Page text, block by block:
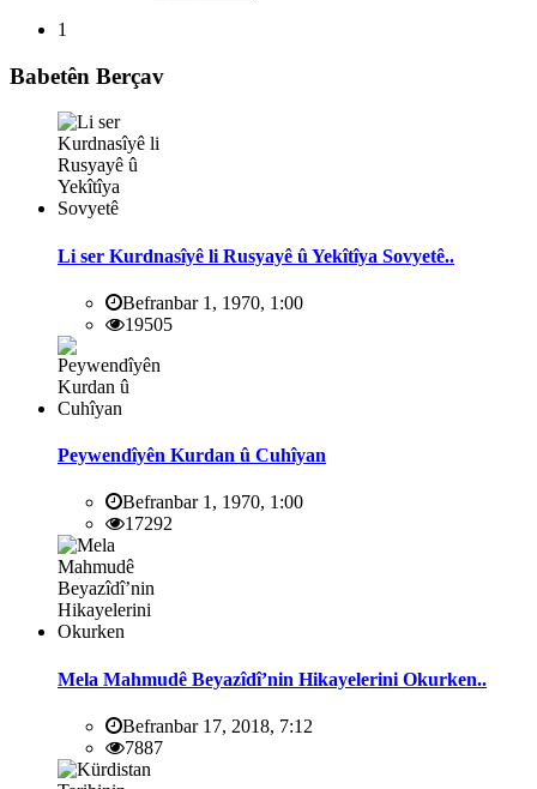
1
Babetên Berçav
Li ser Kurdnasîyê li Rusyayê û Yekîtîya Sovyetê..
Befranbar 1, 1970, 1:00
19505
Peywendîyên Kurdan û Cuhîyan
Befranbar 1, 1970, 1:00
17292
Mela Mahmudê Beyazîdî’nin Hikayelerini Okurken..
Befranbar 17, 2018, 7:12
7887